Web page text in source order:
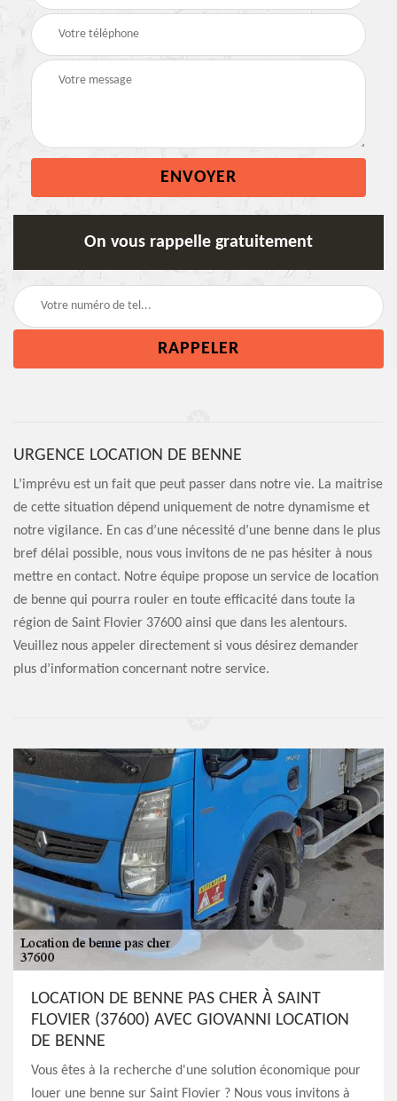
On vous rappelle gratuitement
URGENCE LOCATION DE BENNE
L’imprévu est un fait que peut passer dans notre vie. La maitrise
de cette situation dépend uniquement de notre dynamisme et
notre vigilance. En cas d’une nécessité d’une benne dans le plus
bref délai possible, nous vous invitons de ne pas hésiter à nous
mettre en contact. Notre équipe propose un service de location
de benne qui pourra rouler en toute efficacité dans toute la
région de Saint Flovier 37600 ainsi que dans les alentours.
Veuillez nous appeler directement si vous désirez demander
plus d’information concernant notre service.
LOCATION DE BENNE PAS CHER À SAINT
FLOVIER (37600) AVEC GIOVANNI LOCATION
DE BENNE
Vous êtes à la recherche d'une solution économique pour
louer une benne sur Saint Flovier ? Nous vous invitons à